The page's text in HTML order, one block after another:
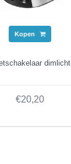
Kopen
dimlicht
€20,20